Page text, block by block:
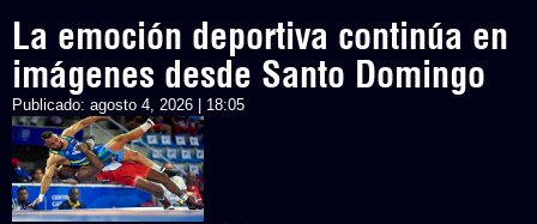
La emoción deportiva continúa en
imágenes desde Santo Domingo
Publicado: agosto 4, 2026 | 18:05